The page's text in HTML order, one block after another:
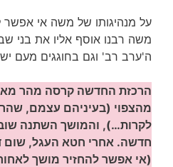
על מנהיגותו של משה אי אפשר
משה רבנו אוסף אליו את בני
ה'ערב רב' וגם בחוגגים מעם
הרכזת החדשה קרסה מהר
מהצפוי (בעיניהם עצמם,
לקרות…), והמושך השתנה
חדשה. אחרי חטא העגל, שום
(אי אפשר להחזיר מושך